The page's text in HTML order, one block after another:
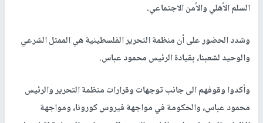
السلم الأهلي والأمن الاجتماعي.
وشدد الحضور على أن منظمة التحرير الفلسطينية هي الممثل الشرعي
والوحيد لشعبنا، بقيادة الرئيس محمود عباس.
وأكدوا وقوفهم الى جانب توجهات وقرارات منظمة التحرير والرئيس
محمود عباس، والحكومة في مواجهة فيروس كورونا، ومواجهة